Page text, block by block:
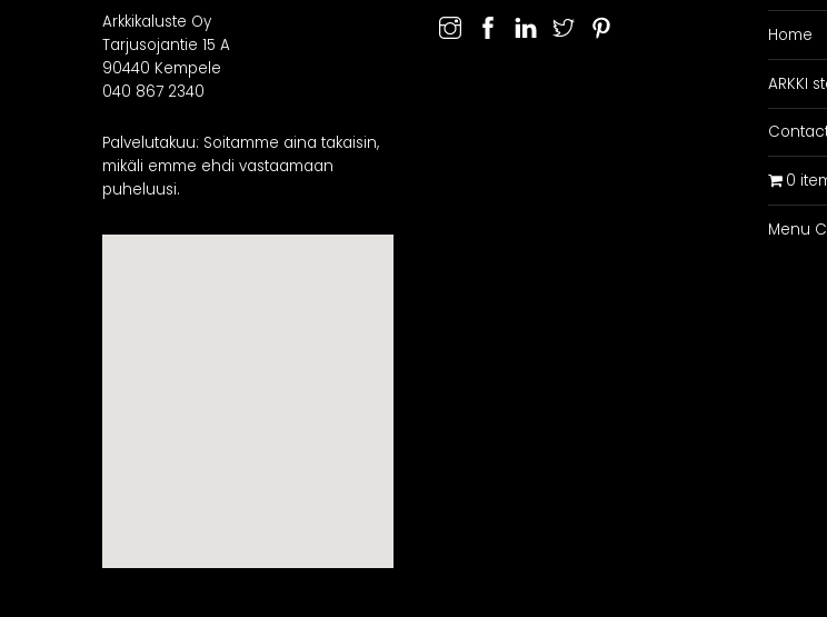
Arkkikaluste Oy
Tarjusojantie 15 A
90440 Kempele
040 867 2340
Palvelutakuu: Soitamme aina takaisin,
mikäli emme ehdi vastaamaan
puheluusi.
Home
ARKKI
0
Menu